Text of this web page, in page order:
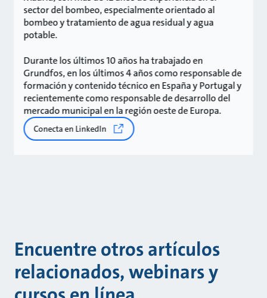
sector del bombeo, especialmente orientado al
bombeo y tratamiento de agua residual y agua
potable.
Durante los últimos 10 años ha trabajado en
Grundfos, en los últimos 4 años como responsable de
formación y contenido técnico en España y Portugal y
recientemente como responsable de desarrollo del
mercado municipal en la región oeste de Europa.
Conecta en LinkedIn
Encuentre otros artículos
relacionados, webinars y